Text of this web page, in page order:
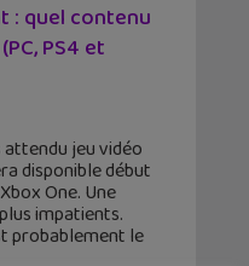
: quel contenu
PS4 et
jeu vidéo
disponible début
One. Une
impatients.
probablement le